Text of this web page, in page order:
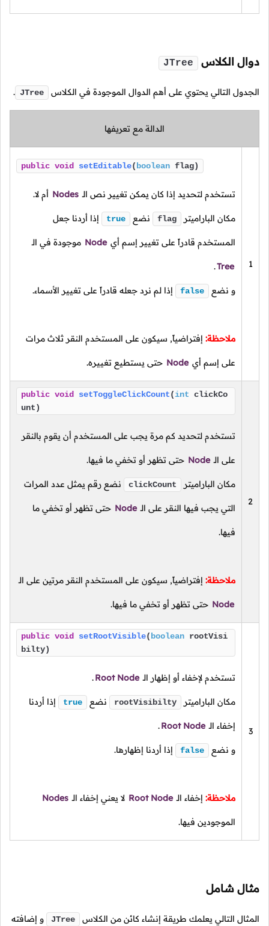
دوال الكلاس JTree
الجدول التالي يحتوي على أهم الدوال الموجودة في الكلاس JTree
.
الدالة مع تعريفها
1
public void setEditable( boolean flag)
تستخدم لتحديد إذا كان يمكن تغيير نص الـ Nodes أم لا.
مكان الباراميتر flag نضع true إذا أردنا جعل
المستخدم قادراً على تغيير إسم أي Node موجودة في الـ
Tree
.
و نضع false إذا لم نرد جعله قادراً على تغيير الأسماء.
ملاحظة: إفتراضياً, سيكون على المستخدم النقر ثلاث مرات
على إسم أي Node حتى يستطيع تغييره.
2
public void setToggleClickCount(int clickCo
unt)
تستخدم لتحديد كم مرة يجب على المستخدم أن يقوم بالنقر
على الـ Node حتى تظهر أو تخفي ما فيها.
مكان الباراميتر clickCount نضع رقم يمثل عدد المرات
التي يجب فيها النقر على الـ Node حتى تظهر أو تخفي ما
فيها.
ملاحظة: إفتراضياً, سيكون على المستخدم النقر مرتين على الـ
Node حتى تظهر أو تخفي ما فيها.
3
public void setRootVisible( boolean rootVisi
bilty)
تستخدم لإخفاء أو إظهار الـ Root Node
.
مكان الباراميتر rootVisibilty نضع true إذا أردنا
إخفاء الـ Root Node
.
و نضع false إذا أردنا إظهارها.
ملاحظة: إخفاء الـ Root Node لا يعني إخفاء الـ Nodes
الموجودين فيها.
مثال شامل
المثال التالي يعلمك طريقة إنشاء كائن من الكلاس JTree و إضافته